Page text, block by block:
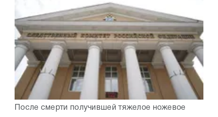
После смерти получившей тяжелое ножевое